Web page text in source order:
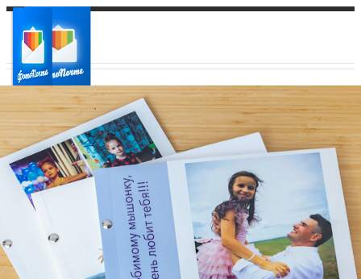
Ваш город:
Ваш регион доставки
Выберите из списка: